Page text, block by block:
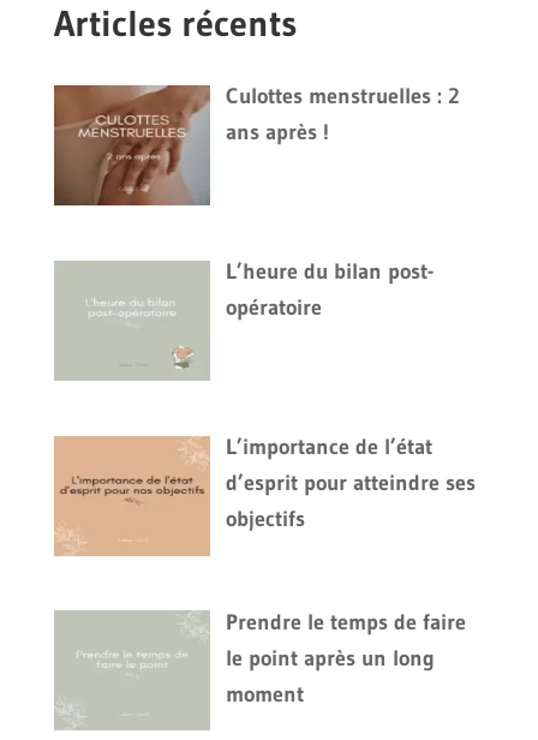
Articles récents
Culottes menstruelles : 2
ans après !
L’heure du bilan post-
opératoire
L’importance de l’état
d’esprit pour atteindre ses
objectifs
Prendre le temps de faire
le point après un long
moment